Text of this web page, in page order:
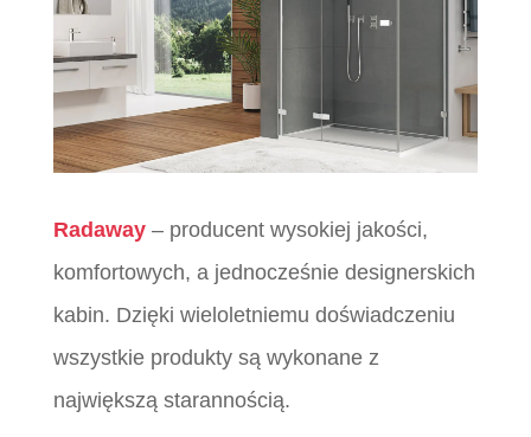
Radaway– producent wysokiej jakości,
komfortowych, a jednocześnie designerskich
kabin. Dzięki wieloletniemu doświadczeniu
wszystkie produkty są wykonane z
największą starannością.